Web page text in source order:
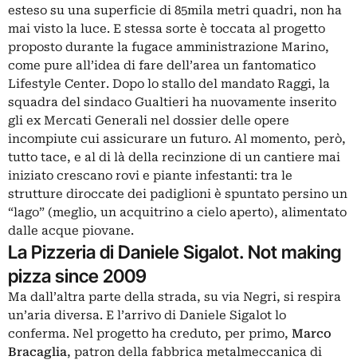
esteso su una superficie di 85mila metri quadri, non ha
mai visto la luce. E stessa sorte è toccata al progetto
proposto durante la fugace amministrazione Marino,
come pure all’idea di fare dell’area un fantomatico
Lifestyle Center. Dopo lo stallo del mandato Raggi, la
squadra del sindaco Gualtieri ha nuovamente inserito
gli ex Mercati Generali nel dossier delle opere
incompiute cui assicurare un futuro. Al momento, però,
tutto tace, e al di là della recinzione di un cantiere mai
iniziato crescano rovi e piante infestanti: tra le
strutture diroccate dei padiglioni è spuntato persino un
“lago” (meglio, un acquitrino a cielo aperto), alimentato
dalle acque piovane.
La Pizzeria di Daniele Sigalot. Not making
pizza since 2009
Ma dall’altra parte della strada, su via Negri, si respira
un’aria diversa. E l’arrivo di Daniele Sigalot lo
conferma. Nel progetto ha creduto, per primo, Marco
Bracaglia, patron della fabbrica metalmeccanica di